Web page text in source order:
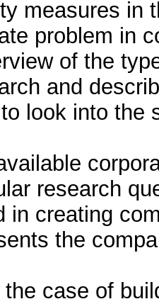
measures in
problem in
of the
and
look into the
research
in creating
the
case of